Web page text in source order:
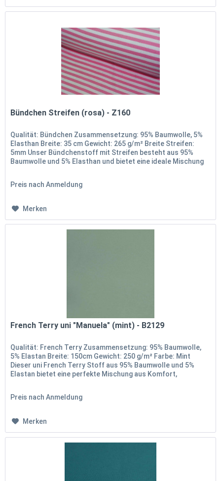
Bündchen Streifen (rosa) - Z160
Qualität: Bündchen Zusammensetzung: 95% Baumwolle, 5%
Elasthan Breite: 35 cm Gewicht: 265 g/m² Breite Streifen:
5mm Unser Bündchenstoff mit Streifen besteht aus 95%
Baumwolle und 5% Elasthan und bietet eine ideale Mischung
Preis nach Anmeldung
Merken
French Terry uni "Manuela" (mint) - B2129
Qualität: French Terry Zusammensetzung: 95% Baumwolle,
5% Elastan Breite: 150cm Gewicht: 250 g/m² Farbe: Mint
Dieser uni French Terry Stoff aus 95% Baumwolle und 5%
Elastan bietet eine perfekte Mischung aus Komfort,
Preis nach Anmeldung
Merken